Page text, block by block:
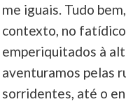
me iguais. Tudo
contexto, no
emperiquitados à
aventuramos pelas
sorridentes, até o